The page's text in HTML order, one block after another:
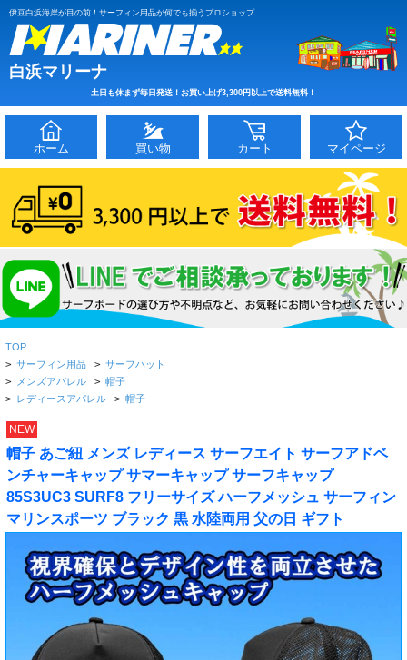
伊豆白浜海岸が目の前！サーフィン用品が何でも揃うプロショップ
白浜マリーナ
土日も休まず毎日発送！お買い上げ3,300円以上で送料無料！
ホーム 買い物 カート マイページ
TOP
> サーフィン用品 > サーフハット
> メンズアパレル > 帽子
> レディースアパレル > 帽子
NEW
帽子 あご紐 メンズ レディース サーフエイト サーフアドベ
ンチャーキャップ サマーキャップ サーフキャップ
85S3UC3 SURF8 フリーサイズ ハーフメッシュ サーフィン
マリンスポーツ ブラック 黒 水陸両用 父の日 ギフト